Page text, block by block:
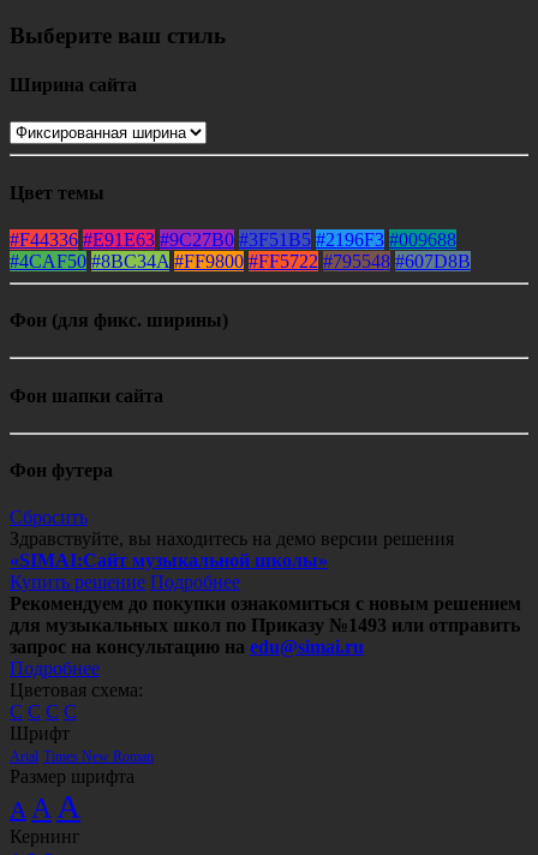
Выберите ваш стиль
Ширина сайта
Цвет темы
#F44336 #E91E63 #9C27B0 #3F51B5 #2196F3 #009688
#4CAF50 #8BC34A #FF9800 #FF5722 #795548 #607D8B
Фон (для фикс. ширины)
Фон шапки сайта
Фон футера
Сбросить
Здравствуйте, вы находитесь на демо версии решения
«SIMAI:Сайт музыкальной школы»
Купить решение Подробнее
Рекомендуем до покупки ознакомиться с новым решением
для музыкальных школ по Приказу №1493 или отправить
запрос на консультацию на edu@simai.ru
Подробнее
Цветовая схема:
C C C C
Шрифт
Arial Times New Roman
Размер шрифта
A AA
Кернинг